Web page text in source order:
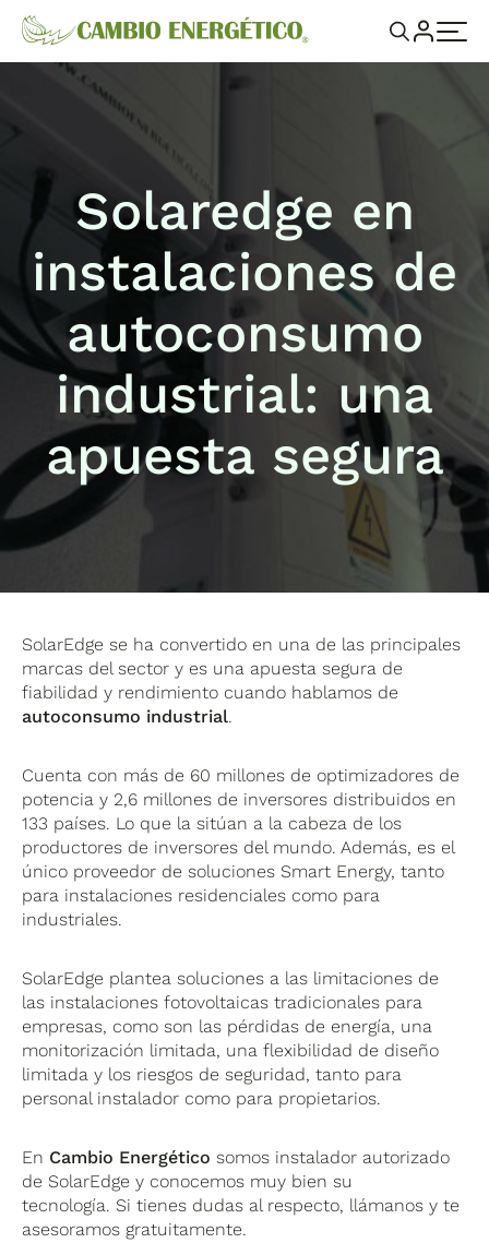
Solaredge en
instalaciones de
autoconsumo
industrial: una
apuesta segura
SolarEdge se ha convertido en una de las principales
marcas del sector y es una apuesta segura de
fiabilidad y rendimiento cuando hablamos de
autoconsumo industrial.
Cuenta con más de 60 millones de optimizadores de
potencia y 2,6 millones de inversores distribuidos en
133 países. Lo que la sitúan a la cabeza de los
productores de inversores del mundo. Además, es el
único proveedor de soluciones Smart Energy, tanto
para instalaciones residenciales como para
industriales.
SolarEdge plantea soluciones a las limitaciones de
las instalaciones fotovoltaicas tradicionales para
empresas, como son las pérdidas de energía, una
monitorización limitada, una flexibilidad de diseño
limitada y los riesgos de seguridad, tanto para
personal instalador como para propietarios.
En Cambio Energético somos instalador autorizado
de SolarEdge y conocemos muy bien su
tecnología. Si tienes dudas al respecto, llámanos y te
asesoramos gratuitamente.